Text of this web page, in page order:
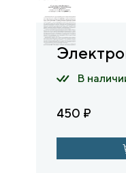
В
450 ₽